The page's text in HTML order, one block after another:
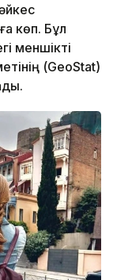
көп. Бұл
меншікті
(GeoStat)